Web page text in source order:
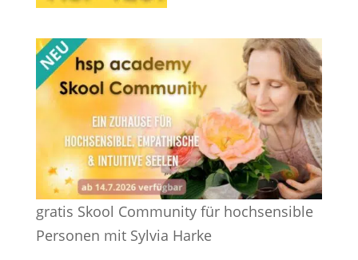
gratis Skool Community für hochsensible
Personen mit Sylvia Harke